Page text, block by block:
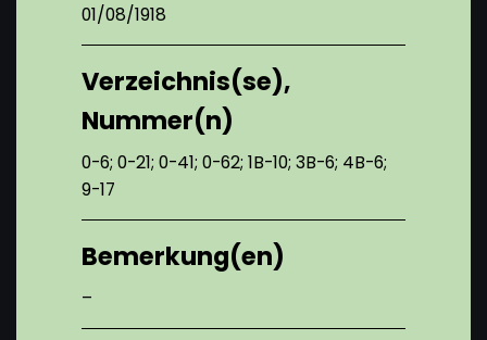
01/08/1918
Verzeichnis(se),
Nummer(n)
0-6; 0-21; 0-41; 0-62; 1B-10; 3B-6; 4B-6;
9-17
Bemerkung(en)
–